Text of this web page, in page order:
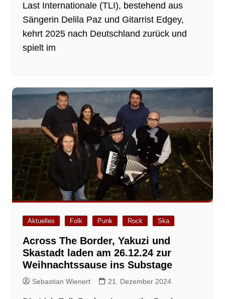
Last Internationale (TLI), bestehend aus
Sängerin Delila Paz und Gitarrist Edgey,
kehrt 2025 nach Deutschland zurück und
spielt im
Aktuelles Folk Punk Rock Ska
Across The Border, Yakuzi und
Skastadt laden am 26.12.24 zur
Weihnachtssause ins Substage
Sebastian Wienert 21. Dezember 2024